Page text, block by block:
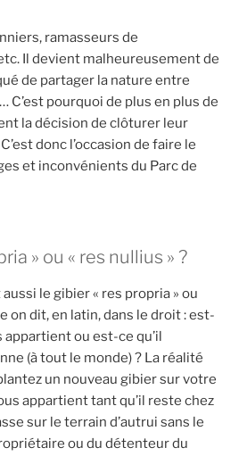
ramasseurs de
Il devient malheureusement de
de partager la nature entre
pourquoi de plus en plus de
la décision de clôturer leur
donc l’occasion de faire le
et inconvénients du Parc de
» ou « res nullius » ?
le gibier « res propria » ou
on dit, en latin, dans le droit : est-
ou est-ce qu’il
(à tout le monde) ? La réalité
un nouveau gibier sur votre
appartient tant qu’il reste chez
sur le terrain d’autrui sans le
ou du détenteur du